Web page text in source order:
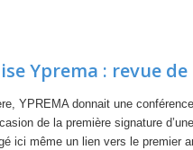
Yprema : revue de
YPREMA donnait une
de la première signature
ici même un lien vers le premier